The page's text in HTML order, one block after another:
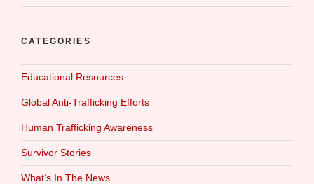
CATEGORIES
Educational Resources
Global Anti-Trafficking Efforts
Human Trafficking Awareness
Survivor Stories
What‘s In The News